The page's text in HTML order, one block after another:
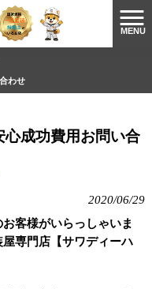
MENU
わせ
成功費用お問い合
2020/06/29
客様がいらっしゃいま
専門店【サワディーハ